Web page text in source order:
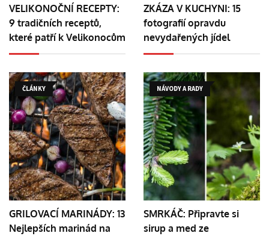
VELIKONOČNÍ RECEPTY:
9 tradičních receptů,
které patří k Velikonocům
ZKÁZA V KUCHYNI: 15
fotografií opravdu
nevydařených jídel
ČLÁNKY
GRILOVACÍ MARINÁDY: 13
Nejlepších marinád na
NÁVODY A RADY
SMRKÁČ: Připravte si
sirup a med ze